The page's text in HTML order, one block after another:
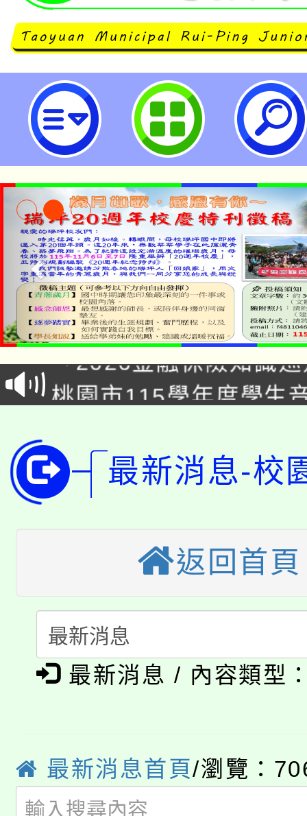
中壢高中辦理「學思達課室經營」
立瑞坪國民中學
公告本校115學年度第
「2026金融保險知識
車」活動
桃園市115學年度學生
代理(課)教師甄選結果(
公告本校115學年度第
代理(課)教師甄選結果(
轉知中國文化大學推廣
《TA101》溝通分析基
程，歡迎學生輔導中心
心理、諮商輔導、社會
系所師生報名參加。
轉知苗栗縣政府辦理
縣市「校園短影音徵
門員」簡章及活動海報
踴躍報名參加。
桃園市115學年度學生
要點
「桃園市補助參觀特色
展演活動實施計畫」
115年度「教育部表揚
義教育推展貢獻獎」
公告本校115學年度第
生本土語及新住民語歌
公告本校115學年度第
代理(課)教師甄選結果(
公告本校115學年度第
最新消息-校
返回首頁
最新消息 / 內容類型
最新消息首頁/瀏覽：